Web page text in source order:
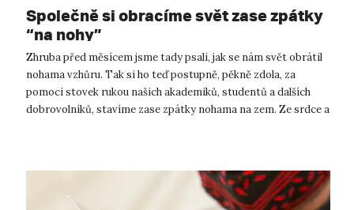
Společně si obracíme svět zase zpátky
“na nohy”
Zhruba před měsícem jsme tady psali, jak se nám svět obrátil
nohama vzhůru. Tak si ho teď postupně, pěkně zdola, za
pomoci stovek rukou našich akademiků, studentů a dalších
dobrovolníků, stavíme zase zpátky nohama na zem. Ze srdce a